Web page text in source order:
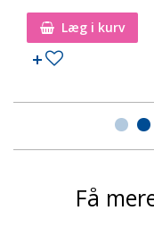
Læg i kurv
Tilføj til
Få